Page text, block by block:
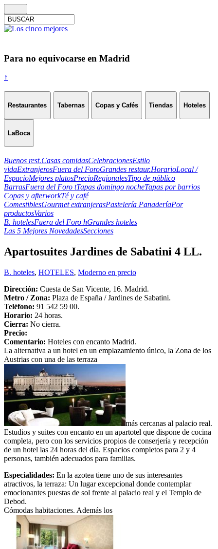
Para no equivocarse en Madrid
↑
Restaurantes Tabernas Copas y Cafés Tiendas Hoteles
LaBoca
Buenos rest.Casas comidasCelebracionesEstilo
vidaExtranjerosFuera del ForoGrandes restaur.HorarioLocal /
EspacioMejores platosPrecioRegionalesTipo de público
BarrasFuera del Foro tTapas domingo nocheTapas por barrios
Copas y afterworkTé y café
ComestiblesGourmet extranjerasPastelería PanaderíaPor
productosVarios
B. hotelesFuera del Foro hGrandes hoteles
Las 5 Mejores NovedadesSecciones
Apartosuites Jardines de Sabatini 4 LL.
B. hoteles, HOTELES, Moderno en precio
Dirección: Cuesta de San Vicente, 16. Madrid.
Metro / Zona: Plaza de España / Jardines de Sabatini.
Teléfono: 91 542 59 00.
Horario: 24 horas.
Cierra: No cierra.
Precio:
Comentario: Hoteles con encanto Madrid.
La alternativa a un hotel en un emplazamiento único, la Zona de los
Austrias con una de las terraza
más cercanas al palacio real.
Estudios y suites con encanto en un apartotel que dispone de cocina
completa, pero con los servicios propios de conserjería y recepción
de un hotel las 24 horas del día. Espacios completos para 2 y 4
personas, también adecuados para familias.
Especialidades: En la azotea tiene uno de sus interesantes
atractivos, la terraza: Un lugar excepcional donde contemplar
emocionantes puestas de sol frente al palacio real y el Templo de
Debod.
Cómodas habitaciones. Además los